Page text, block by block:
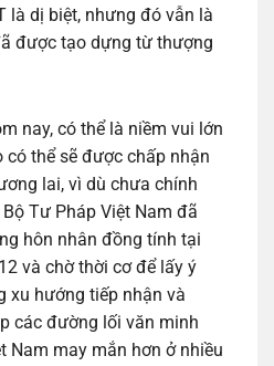
là dị biệt, nhưng đó vẫn là
được tạo dựng từ thượng
nay, có thể là niềm vui lớn
có thể sẽ được chấp nhận
lai, vì dù chưa chính
Tư Pháp Việt Nam đã
hôn nhân đồng tính tại
và chờ thời cơ để lấy ý
xu hướng tiếp nhận và
các đường lối văn minh
Nam may mắn hơn ở nhiều